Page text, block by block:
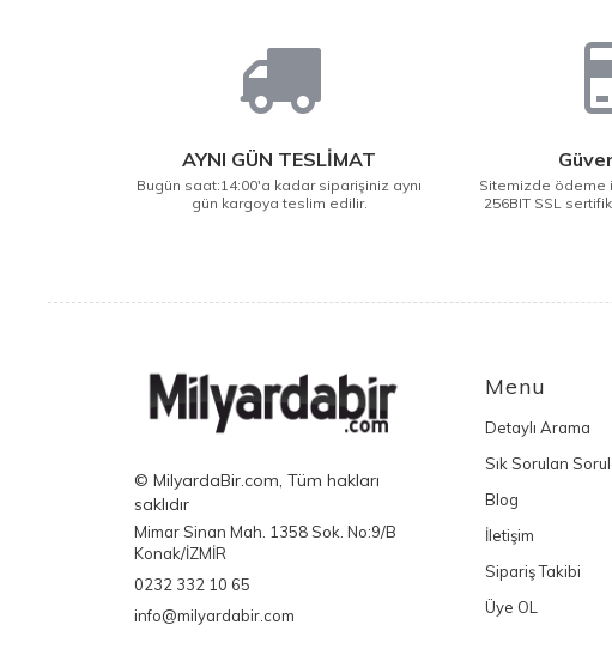
AYNI GÜN TESLİMAT
Bugün saat:14:00'a kadar siparişiniz aynı
gün kargoya teslim edilir.
Sitemizde ödeme
256BIT SSL
© MilyardaBir.com, Tüm hakları
saklıdır
Mimar Sinan Mah. 1358 Sok. No:9/B
Konak/İZMİR
0232 332 10 65
info@milyardabir.com
Menu
Detaylı Arama
Sık Sorulan
Blog
İletişim
Sipariş Takibi
Üye OL